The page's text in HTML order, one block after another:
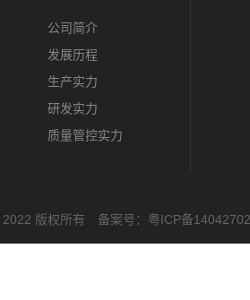
公司简介
发展历程
生产实力
研发实力
质量管控实力
版权所有 备案号： 粤ICP备